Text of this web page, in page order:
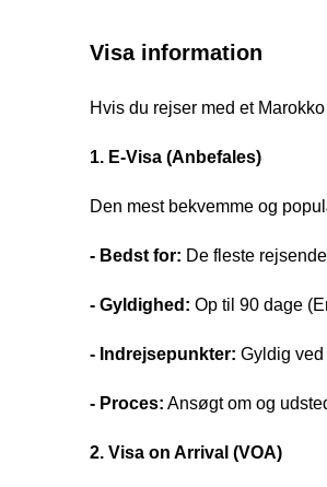
Visa information
Hvis du rejser med et
1. E-Visa (Anbefales)
Den mest bekvemme og
- Bedst for: De fleste
- Gyldighed: Op til 90 dage
- Indrejsepunkter: Gyldig
- Proces: Ansøgt om og
2. Visa on Arrival (VOA)